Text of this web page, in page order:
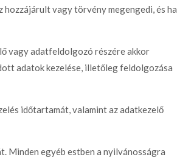
vagy törvény megengedi, és ha
vagy adatfeldolgozó részére akkor
adatok kezelése, illetőleg feldolgozása
időtartamát, valamint az adatkezelő
Minden egyéb estben a nyilvánosságra